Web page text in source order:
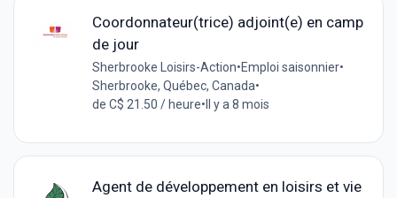
Coordonnateur(trice) adjoint(e) en camp
de jour
Sherbrooke Loisirs-Action•Emploi saisonnier•
Sherbrooke, Québec, Canada•
de C$ 21.50 / heure• Il y a 8 mois
Agent de développement en loisirs et vie